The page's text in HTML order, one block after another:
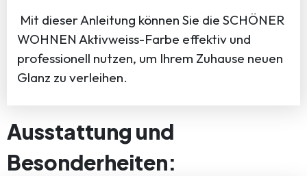
Mit dieser Anleitung können Sie die SCHÖNER
WOHNEN Aktivweiss-Farbe effektiv und
professionell nutzen, um Ihrem Zuhause neuen
Glanz zu verleihen.
Ausstattung und
Besonderheiten: